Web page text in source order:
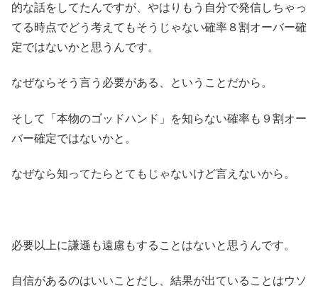
的な話をしてたんですが、やはりもう自分で発信しちゃっ
てる時点でどう考えてもそうじゃない確率８割オーバー確
定ではないかと思うんです。
なぜならそう言う必要がある、ということだから。
そして「本物のゴッドハンド」を知らない確率も９割オー
バー確定ではないかと。
なぜなら知ってたらとてもじゃないけど言えないから。
必要以上に謙遜も遠慮もすることはないと思うんです。
自信があるのはいいことだし、結果が出ていることはウソ